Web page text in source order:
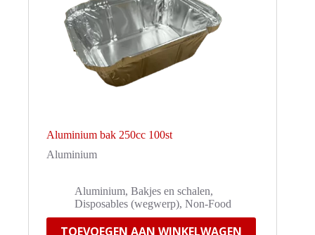
Aluminium bak 250cc 100st
Aluminium
Aluminium, Bakjes en schalen,
Disposables (wegwerp), Non-Food
TOEVOEGEN AAN WINKELWAGEN